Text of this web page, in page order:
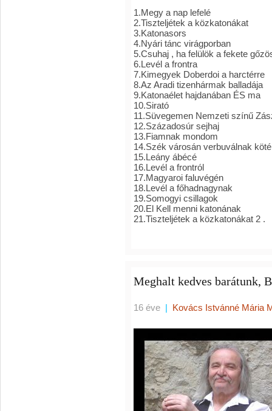
1.Megy a nap lefelé
2.Tiszteljétek a közkatonákat
3.Katonasors
4.Nyári tánc virágporban
5.Csuhaj , ha felülök a fekete
6.Levél a frontra
7.Kimegyek Doberdoi a harctérre
8.Az Aradi tizenhármak balladája
9.Katonaélet hajdanában ÉS ma
10.Sirató
11.Süvegemen Nemzeti színű
12.Századosúr sejhaj
13.Fiamnak mondom
14.Szék városán verbuválnak
15.Leány ábécé
16.Levél a frontról
17.Magyaroi faluvégén
18.Levél a főhadnagynak
19.Somogyi csillagok
20.El Kell menni katonának
21.Tiszteljétek a közkatonákat 2 .
Meghalt kedves barátunk,
16 éve | Kovács Istvánné Mária